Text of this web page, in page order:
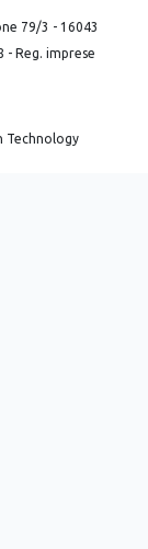
79/3 - 16043
- Reg. imprese
Technology